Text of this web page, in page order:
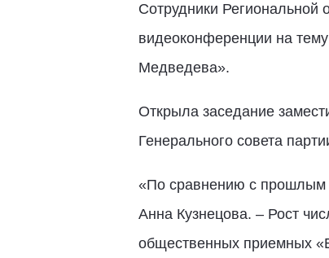
Сотрудники
видеоконференции на
Медведева».
Открыла заседание
Генерального совета
«По сравнению с прошлым
Анна Кузнецова. – Рост
общественных приемных